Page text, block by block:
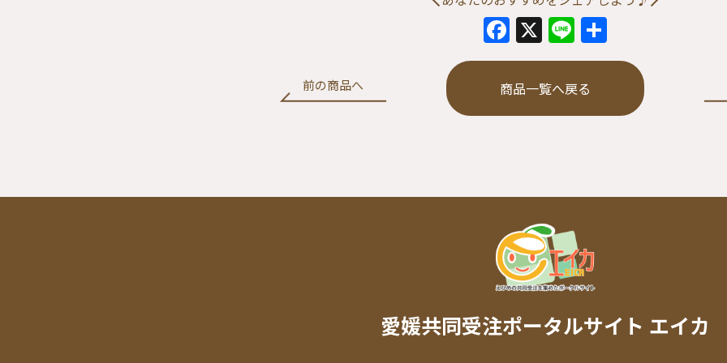
Facebook
X Line
有
前の商品へ 商品一覧へ戻る
愛媛共同受注ポータルサイト エイカ